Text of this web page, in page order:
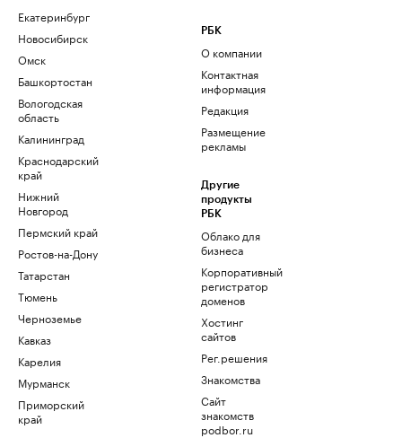
Екатеринбург
Новосибирск
Омск
Башкортостан
Вологодская
область
Калининград
Краснодарский
край
Нижний
Новгород
Пермский край
Ростов-на-Дону
Татарстан
Тюмень
Черноземье
Кавказ
Карелия
Мурманск
Приморский
край
РБК
О компании
Контактная
информация
Редакция
Размещение
рекламы
Другие
продукты
РБК
Облако для
бизнеса
Корпоративный
регистратор
доменов
Хостинг
сайтов
Рег.решения
Знакомства
Сайт
знакомств
podbor.ru